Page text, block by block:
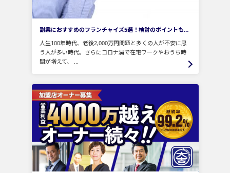
副業におすすめのフランチャイズ5選！検討のポイントもご紹介
人生100年時代、老後2,000万円問題と多くの人が不安に思
う人が多い時代。さらにコロナ渦で在宅ワークやおうち時
間が増えて、 ...